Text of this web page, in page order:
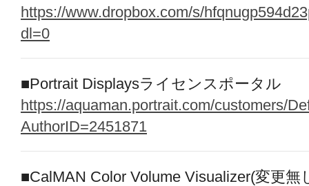
https://www.dropbox.com/s/
dl=0
■Portrait Displaysライセンスポータル
https://aquaman.portrait.com/customers/
AuthorID=2451871
■CalMAN Color Volume Visualizer(変更無